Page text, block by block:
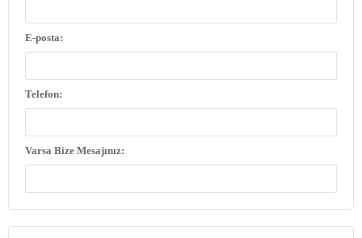
E-posta:
Telefon:
Varsa Bize Mesajınız: